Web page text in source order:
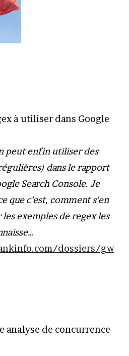
à utiliser dans Google
peut enfin utiliser des
dans le rapport
Search Console. Je
que c’est, comment s’en
exemples de regex les
dossiers/gw
analyse de concurrence